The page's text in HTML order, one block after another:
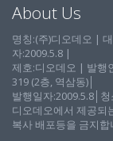
About Us
명칭:(주)디오데오 |
자:2009.5.8 |
제호:디오데오 | 발행
319 (2층, 역삼동)│
발행일자:2009.5.8│
디오데오에서 제공되
복사 배포등을 금지합